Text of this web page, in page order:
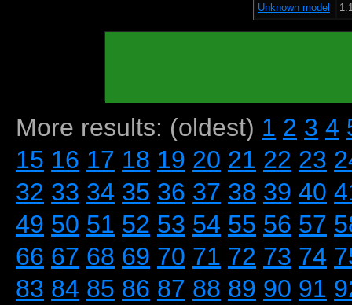
Unknown model
More results: (oldest) 1 2 3 4
15 16 17 18 19 20 21 22 23
32 33 34 35 36 37 38 39 40
49 50 51 52 53 54 55 56 57
66 67 68 69 70 71 72 73 74
83 84 85 86 87 88 89 90 91